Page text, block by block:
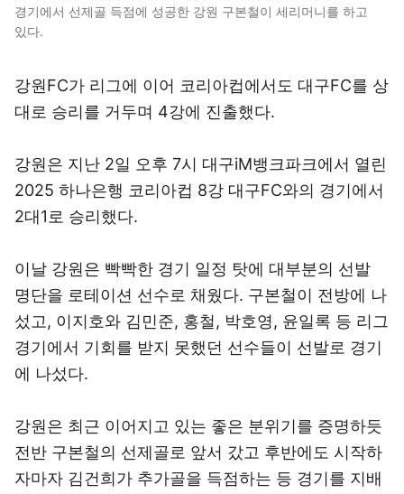
경기에서 선제골 득점에 성공한 강원 구본철이 세리머니를 하고
있다.
강원FC가 리그에 이어 코리아컵에서도 대구FC를 상
대로 승리를 거두며 4강에 진출했다.
강원은 지난 2일 오후 7시 대구iM뱅크파크에서 열린
2025 하나은행 코리아컵 8강 대구FC와의 경기에서
2대1로 승리했다.
이날 강원은 빡빡한 경기 일정 탓에 대부분의 선발
명단을 로테이션 선수로 채웠다. 구본철이 전방에 나
섰고, 이지호와 김민준, 홍철, 박호영, 윤일록 등 리그
경기에서 기회를 받지 못했던 선수들이 선발로 경기
에 나섰다.
강원은 최근 이어지고 있는 좋은 분위기를 증명하듯
전반 구본철의 선제골로 앞서 갔고 후반에도 시작하
자마자 김건희가 추가골을 득점하는 등 경기를 지배